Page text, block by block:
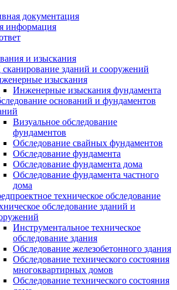
документация
информация
и изыскания
зданий и сооружений
изыскания
Инженерные изыскания фундамента
оснований и фундаментов
Визуальное обследование
фундаментов
Обследование свайных фундаментов
Обследование фундамента
Обследование фундамента дома
Обследование фундамента частного
дома
техническое обследование
обследование зданий и
Инструментальное техническое
обследование здания
Обследование железобетонного здания
Обследование технического состояния
многоквартирных домов
Обследование технического состояния